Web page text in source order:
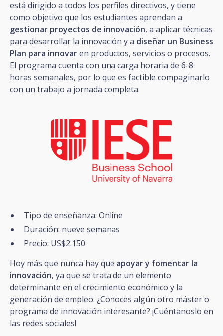
está dirigido a todos los perfiles directivos, y tiene
como objetivo que los estudiantes aprendan a
gestionar proyectos de innovación, a aplicar técnicas
para desarrollar la innovación y a diseñar un Business
Plan para innovaren productos, servicios o procesos.
El programa cuenta con una carga horaria de 6-8
horas semanales, por lo que es factible compaginarlo
con un trabajo a jornada completa.
Tipo de enseñanza: Online
Duración: nueve semanas
Precio: US$2.150
Hoy más que nunca hay que apoyar y fomentar la
innovación, ya que se trata de un elemento
determinante en el crecimiento económico y la
generación de empleo. ¿Conoces algún otro máster o
programa de innovación interesante? ¡Cuéntanoslo en
las redes sociales!